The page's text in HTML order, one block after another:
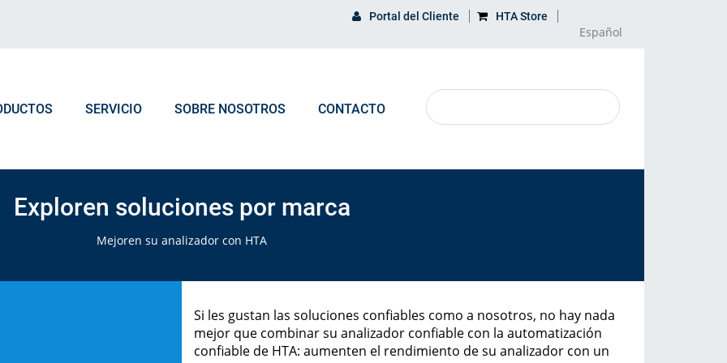
Portal del Cliente HTA Store
Español
Selecciona los productos según
Marca de Analizador
SERVICIO
Preguntas frecuentes Pedidos & Logística
Producto descontinuado
Glosario
Impacto ambiental
SOBRE NOSOTROS
Eventos
CONTACTO
Exploren soluciones por marca
Mejoren su analizador con HTA
Si les gustan las soluciones confiables como a nosotros, no hay nada
mejor que combinar su analizador confiable con la automatización
confiable de HTA: aumenten el rendimiento de su analizador con un